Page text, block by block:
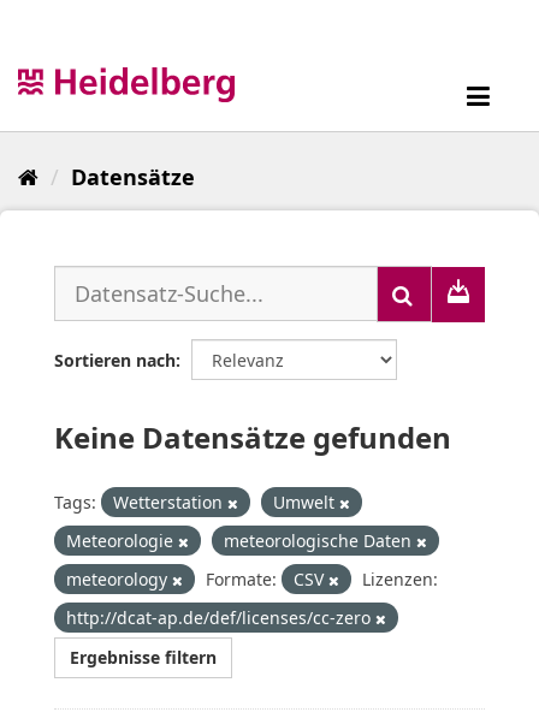
Datensätze
Sortieren nach
Keine Datensätze gefunden
Tags: Wetterstation
Umwelt
Meteorologie
meteorologische Daten
meteorology
Formate: CSV
Lizenzen:
http://dcat-ap.de/def/licenses/cc-zero
Ergebnisse filtern